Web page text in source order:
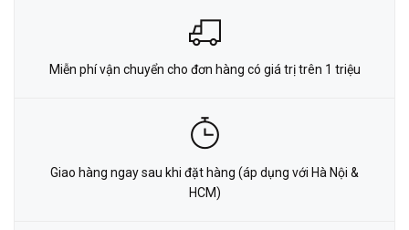
Miễn phí vận chuyển cho đơn hàng có giá trị trên 1 triệu
Giao hàng ngay sau khi đặt hàng (áp dụng với Hà Nội &
HCM)